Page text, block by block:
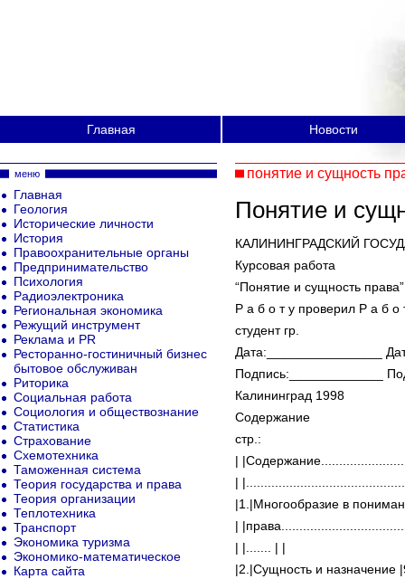
Главная Новости
понятие и сущность
Понятие и
КАЛИНИНГРАДСКИЙ
Курсовая работа
“Понятие и сущность права”
Р а б о т у проверил Р а б о
студент гр.
Дата:________________
Подпись:_____________
Калининград 1998
Содержание
стр.:
|
|
|1.|Многообразие в
|
| |....... | |
|2.|Сущность и назначение
меню
Главная
Геология
Исторические личности
История
Правоохранительные органы
Предпринимательство
Психология
Радиоэлектроника
Региональная экономика
Режущий инструмент
Реклама и PR
Ресторанно-гостиничный бизнес
бытовое обслуживан
Риторика
Социальная работа
Социология и обществознание
Статистика
Страхование
Схемотехника
Таможенная система
Теория государства и права
Теория организации
Теплотехника
Транспорт
Экономика туризма
Экономико-математическое
Карта сайта